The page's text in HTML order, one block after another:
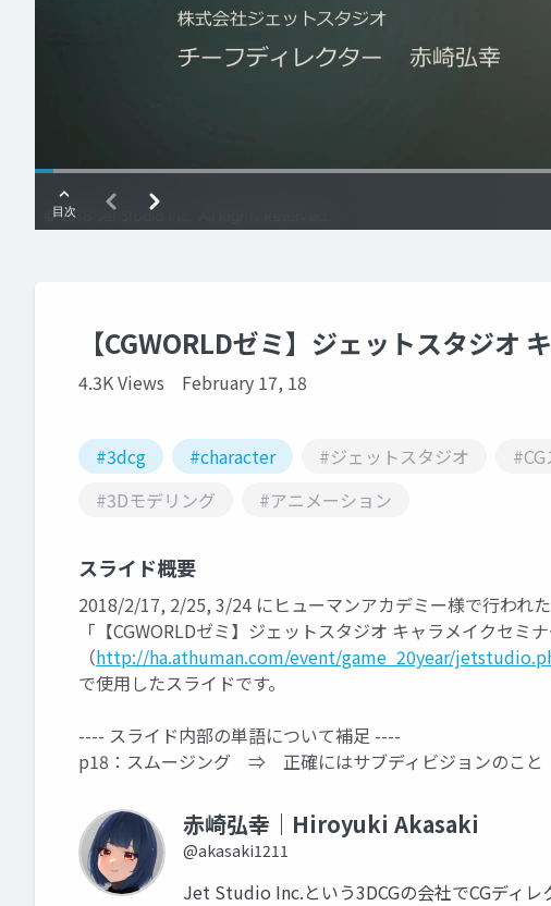
【CGWORLDゼミ】ジェットスタジオ
4.3K Views February 17, 18
#3dcg #character #ジェットスタジオ
#3Dモデリング
#アニメーション
スライド概要
2018/2/17, 2/25, 3/24 にヒューマンアカデミー様で行われた
「【CGWORLDゼミ】ジェットスタジオ キャラメイクセミナ
（http://ha.athuman.com/event/game_20year/
で使用したスライドです。
---- スライド内部の単語について補足 ----
p18：スムージング ⇒ 正確にはサブディビジョンのこと
赤崎弘幸｜Hiroyuki Akasaki
@akasaki1211
Jet Studio Inc.という3DCGの会社でCGディレ